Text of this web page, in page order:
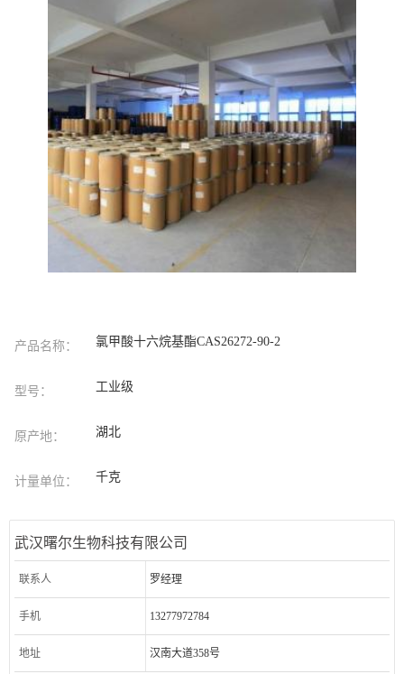
产品名称： 氯甲酸十六烷基酯CAS26272-90-2
型号： 工业级
原产地： 湖北
计量单位： 千克
武汉曙尔生物科技有限公司
联系人 罗经理
手机 13277972784
地址 汉南大道358号